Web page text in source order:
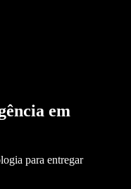
em
para entregar